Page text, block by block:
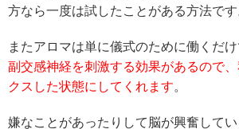
方なら一度は試したことがある方法です
またアロマは単に儀式のために働くだけ
副交感神経を刺激する効果があるので
クスした状態にしてくれます。
嫌なことがあったりして脳が興奮してい